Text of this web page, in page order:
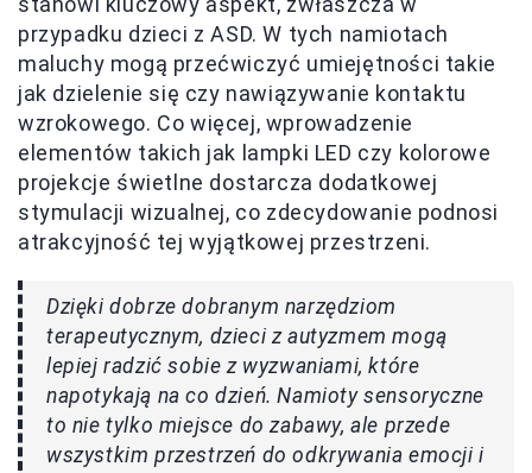
przypadku dzieci z ASD. W tych namiotach
maluchy mogą przećwiczyć umiejętności takie
jak dzielenie się czy nawiązywanie kontaktu
wzrokowego. Co więcej, wprowadzenie
elementów takich jak lampki LED czy kolorowe
projekcje świetlne dostarcza dodatkowej
stymulacji wizualnej, co zdecydowanie podnosi
atrakcyjność tej wyjątkowej przestrzeni.
Dzięki dobrze dobranym narzędziom
terapeutycznym, dzieci z autyzmem mogą
lepiej radzić sobie z wyzwaniami, które
napotykają na co dzień. Namioty sensoryczne
to nie tylko miejsce do zabawy, ale przede
wszystkim przestrzeń do odkrywania emocji i